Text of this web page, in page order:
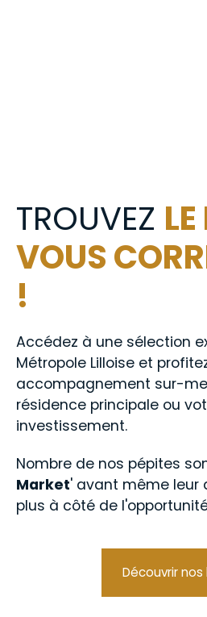
TROUVEZ
VOUS
!
Accédez à une sélection
Métropole Lilloise et
accompagnement sur-
résidence principale ou
investissement.
Nombre de nos pépites
Market' avant même leur
plus à côté de
Découvrir nos